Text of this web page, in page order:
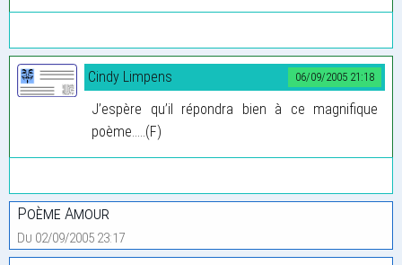
06/09/2005 21:18
Cindy Limpens
J’espère qu’il répondra bien à ce magnifique
poème.....(F)
Poème Amour
Du 02/09/2005 23:17